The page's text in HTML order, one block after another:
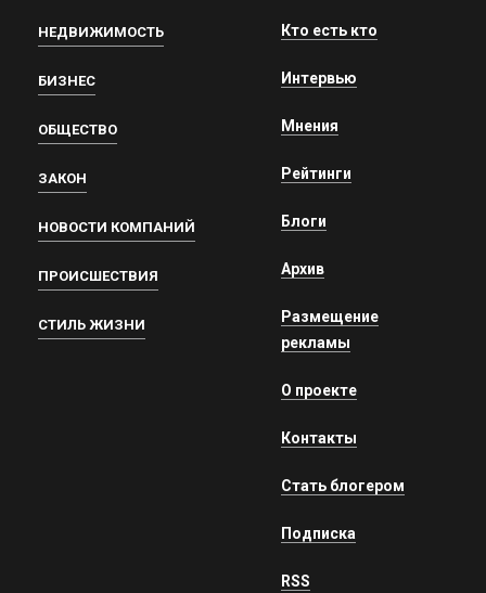
НЕДВИЖИМОСТЬ
БИЗНЕС
ОБЩЕСТВО
ЗАКОН
НОВОСТИ КОМПАНИЙ
ПРОИСШЕСТВИЯ
СТИЛЬ ЖИЗНИ
Кто есть кто
Интервью
Мнения
Рейтинги
Блоги
Архив
Размещение
рекламы
О проекте
Контакты
Стать блогером
Подписка
RSS